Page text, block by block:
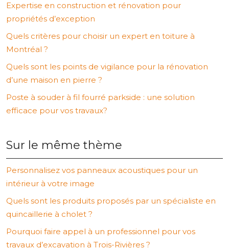
Expertise en construction et rénovation pour
propriétés d’exception
Quels critères pour choisir un expert en toiture à
Montréal ?
Quels sont les points de vigilance pour la rénovation
d’une maison en pierre ?
Poste à souder à fil fourré parkside : une solution
efficace pour vos travaux?
Sur le même thème
Personnalisez vos panneaux acoustiques pour un
intérieur à votre image
Quels sont les produits proposés par un spécialiste en
quincaillerie à cholet ?
Pourquoi faire appel à un professionnel pour vos
travaux d’excavation à Trois-Rivières ?